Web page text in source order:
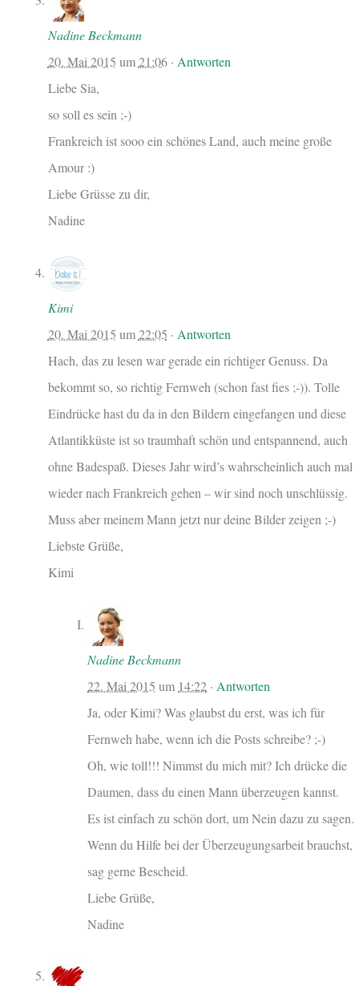
Nadine Beckmann
20. Mai 2015 um21:06· Antworten
Liebe Sia,
so soll es sein ;-)
Frankreich ist sooo ein schönes Land, auch meine große
Amour :)
Liebe Grüsse zu dir,
Nadine
Kimi
20. Mai 2015 um22:05 · Antworten
Hach, das zu lesen war gerade ein richtiger Genuss. Da
bekommt so, so richtig Fernweh (schon fast fies ;-)). Tolle
Eindrücke hast du da in den Bildern eingefangen und diese
Atlantikküste ist so traumhaft schön und entspannend, auch
ohne Badespaß. Dieses Jahr wird’s wahrscheinlich auch mal
wieder nach Frankreich gehen – wir sind noch unschlüssig.
Muss aber meinem Mann jetzt nur deine Bilder zeigen ;-)
Liebste Grüße,
Kimi
Nadine Beckmann
22. Mai 2015 um 14:22 · Antworten
Ja, oder Kimi? Was glaubst du erst, was ich für
Fernweh habe, wenn ich die Posts schreibe? ;-)
Oh, wie toll!!! Nimmst du mich mit? Ich drücke die
Daumen, dass du einen Mann überzeugen kannst.
Es ist einfach zu schön dort, um Nein dazu zu sagen.
Wenn du Hilfe bei der Überzeugungsarbeit brauchst,
sag gerne Bescheid.
Liebe Grüße,
Nadine